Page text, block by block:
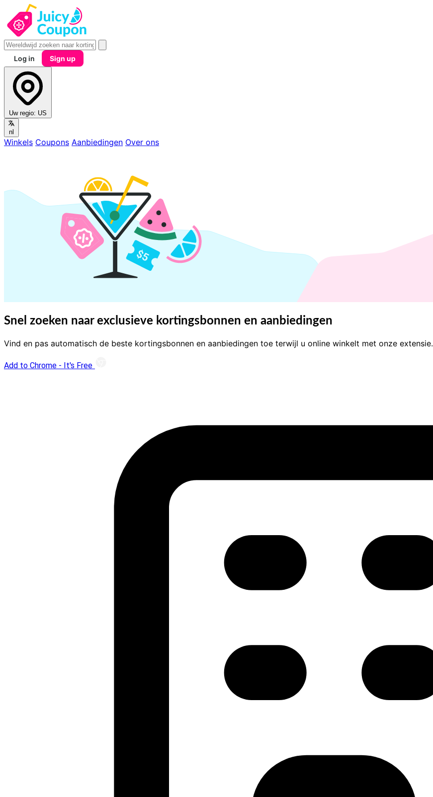
Log in Sign up
Uw regio: US
nl
Winkels Coupons Aanbiedingen Over ons
Snel zoeken naar exclusieve kortingsbonnen en aanbiedingen
Vind en pas automatisch de beste kortingsbonnen en aanbiedingen toe terwijl u online winkelt met onze extensie.
Add to Chrome - It's Free